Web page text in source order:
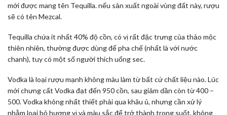
mới được mang tên Tequilla. nếu sản xuất ngoài vùng đất này, rượu
sẽ có tên Mezcal.
Tequilla chứa ít nhất 40% độ cồn, có vị rất đặc trưng của thảo mộc
thiên nhiên, thường được dùng để pha chế (nhất là với nước
chanh), tuy có một số người thích uống sec.
Vodka là loại rượu mạnh không màu làm từ bất cứ chất liệu nào. Lúc
mới chưng cất Vodka đạt đến 950 cồn, sau giảm dần còn từ 400 –
500. Vodka không nhất thiết phải qua khâu ủ, nhưng cần xử lý
nhằm loại bỏ hương vị và màu sắc để trở thành trong suốt, không